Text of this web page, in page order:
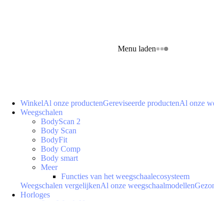
Menu laden
WinkelAl onze productenGereviseerde productenAl onze
Weegschalen
BodyScan 2
Body Scan
BodyFit
Body Comp
Body smart
Meer
Functies van het weegschaalecosysteem
Weegschalen vergelijkenAl onze weegschaalmodellen
Horloges